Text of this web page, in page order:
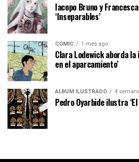
Iacopo Bruno y
‘Inseparables’
CÓMIC 1 mes ago
Clara Lodewick aborda la
en el aparcamiento’
ÁLBUM ILUSTRADO 4
Pedro Oyarbide ilustra